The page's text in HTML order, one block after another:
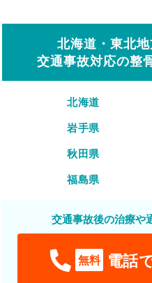
北海道・東北
交通事故対応の整
北海道
岩手県
秋田県
福島県
交通事故後の治療や
無料 電話